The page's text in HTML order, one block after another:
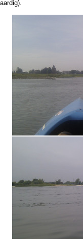
aardig).